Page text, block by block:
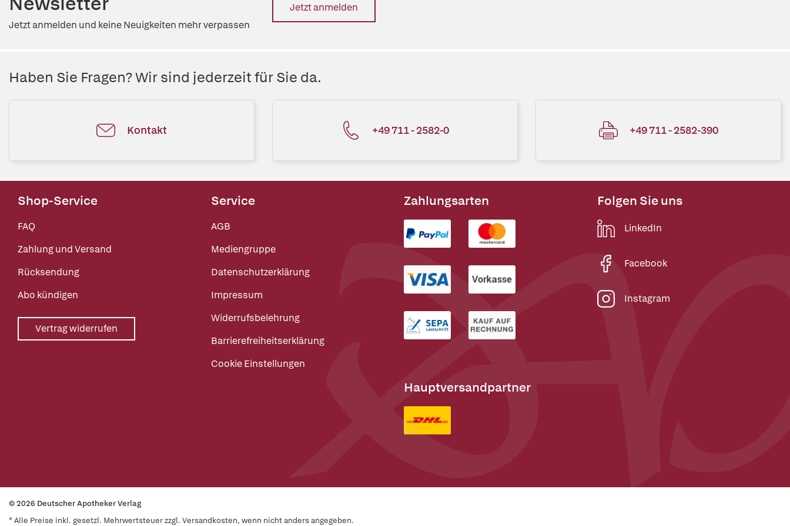
Jetzt anmelden und keine Neuigkeiten mehr verpassen
Jetzt anmelden
Haben Sie Fragen? Wir sind jederzeit für Sie da.
Kontakt +49 711 - 2582-0 +49 711 - 2582-390
Shop-Service
FAQ
Zahlung und Versand
Rücksendung
Abo kündigen
Vertrag widerrufen
Service
AGB
Mediengruppe
Datenschutzerklärung
Impressum
Widerrufsbelehrung
Barrierefreiheitserklärung
Cookie Einstellungen
Zahlungsarten
Hauptversandpartner
Folgen Sie uns
LinkedIn
Facebook
Instagram
© 2026 Deutscher Apotheker Verlag
* Alle Preise inkl. gesetzl. Mehrwertsteuer zzgl. Versandkosten, wenn nicht anders angegeben.